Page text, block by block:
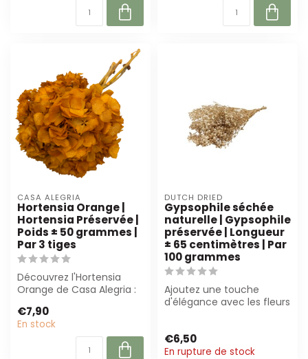
CASA ALEGRIA
Hortensia Orange |
Hortensia Préservée |
Poids ± 50 grammes |
Par 3 tiges
Découvrez l'Hortensia
Orange de Casa Alegria :
préservé, durable ...
€7,90
En stock
DUTCH DRIED
Gypsophile séchée
naturelle | Gypsophile
préservée | Longueur
± 65 centimètres | Par
100 grammes
Ajoutez une touche
d'élégance avec les fleurs
€6,50
En rupture de stock